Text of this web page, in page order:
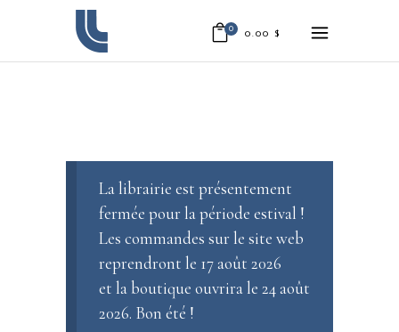
0 0.00 $
La librairie est présentement
fermée pour la période estival !
Les commandes sur le site web
reprendront le 17 août 2026
et la boutique ouvrira le 24 août
2026. Bon été !